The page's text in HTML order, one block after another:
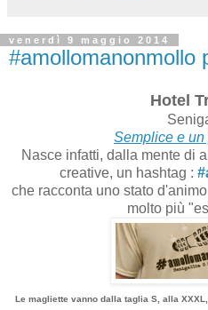
venerdì 9 maggio 2014
#amollomanonmollo
Hotel
Semplice e
Nasce infatti, dalla mente di
creative, un hashtag :
che racconta uno stato
molto più
Le magliette vanno dalla taglia S, alla